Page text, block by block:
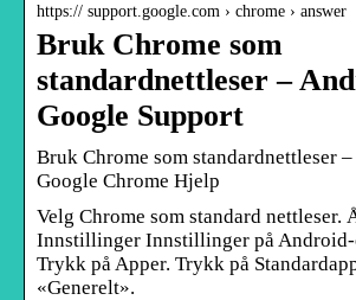
https:// support.google.com › chrome › answer
Bruk Chrome som
standardnettleser –
Google Support
Bruk Chrome som standardnettleser
Google Chrome Hjelp
Velg Chrome som standard nettleser.
Innstillinger Innstillinger på Android-
Trykk på Apper. Trykk på
«Generelt».